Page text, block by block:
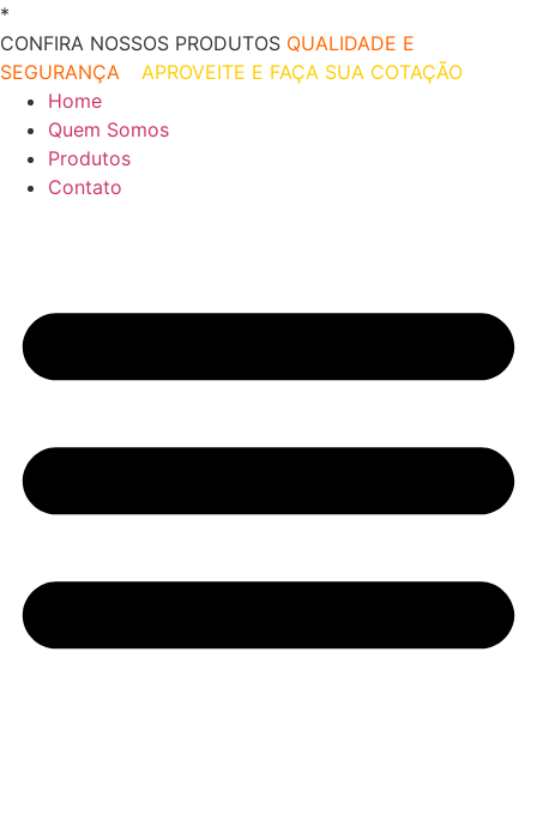
Ir
para
o
conteúdo
*
CONFIRA NOSSOS PRODUTOS QUALIDADE E
SEGURANÇA
APROVEITE E FAÇA SUA COTAÇÃO
Home
Quem Somos
Produtos
Contato